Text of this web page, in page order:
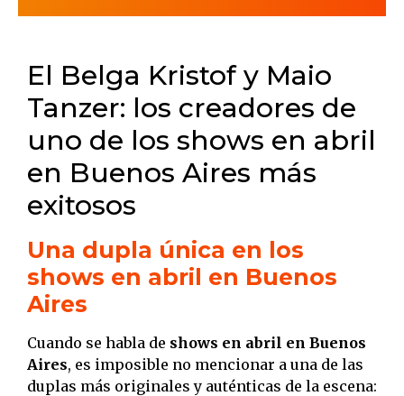
El Belga Kristof y Maio
Tanzer: los creadores de
uno de los shows en abril
en Buenos Aires más
exitosos
Una dupla única en los
shows en abril en Buenos
Aires
Cuando se habla de shows en abril en Buenos
Aires, es imposible no mencionar a una de las
duplas más originales y auténticas de la escena: